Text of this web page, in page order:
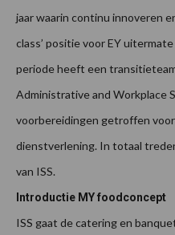
jaar waarin continu innoveren
class’ positie voor EY
periode heeft een
Administrative and Workplace
voorbereidingen getroffen
dienstverlening. In totaal
van ISS.
Introductie MY foodconcept
ISS gaat de catering en